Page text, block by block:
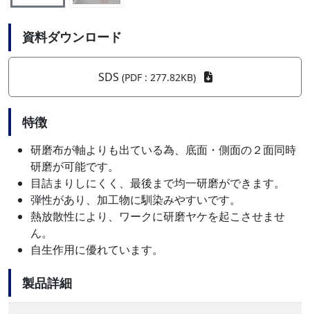
資料ダウンロード
SDS (PDF : 277.82KB)
特徴
研磨布が軸よりも出ている為、底面・側面の２面同時
研磨が可能です。
目詰まりしにくく、最後まで均一研磨ができます。
弾性があり、加工物に馴染みやすいです。
熱放散性により、ワークに研磨ヤケを起こさせませ
ん。
自生作用に優れています。
製品詳細